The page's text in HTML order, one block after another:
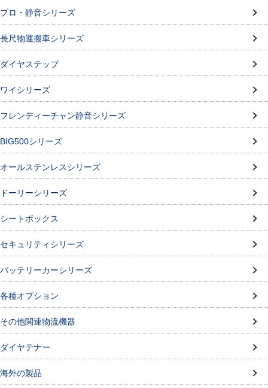
プロ・静音シリーズ
長尺物運搬車シリーズ
ダイヤステップ
ワイシリーズ
フレンディーチャン静音シリーズ
BIG500シリーズ
オールステンレスシリーズ
ドーリーシリーズ
シートボックス
セキュリティシリーズ
バッテリーカーシリーズ
各種オプション
その他関連物流機器
ダイヤテナー
海外の製品